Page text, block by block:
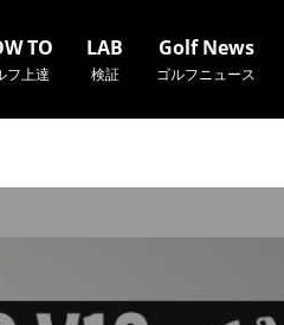
TO
フ上達
LAB
検証
Golf News
ゴルフニュース